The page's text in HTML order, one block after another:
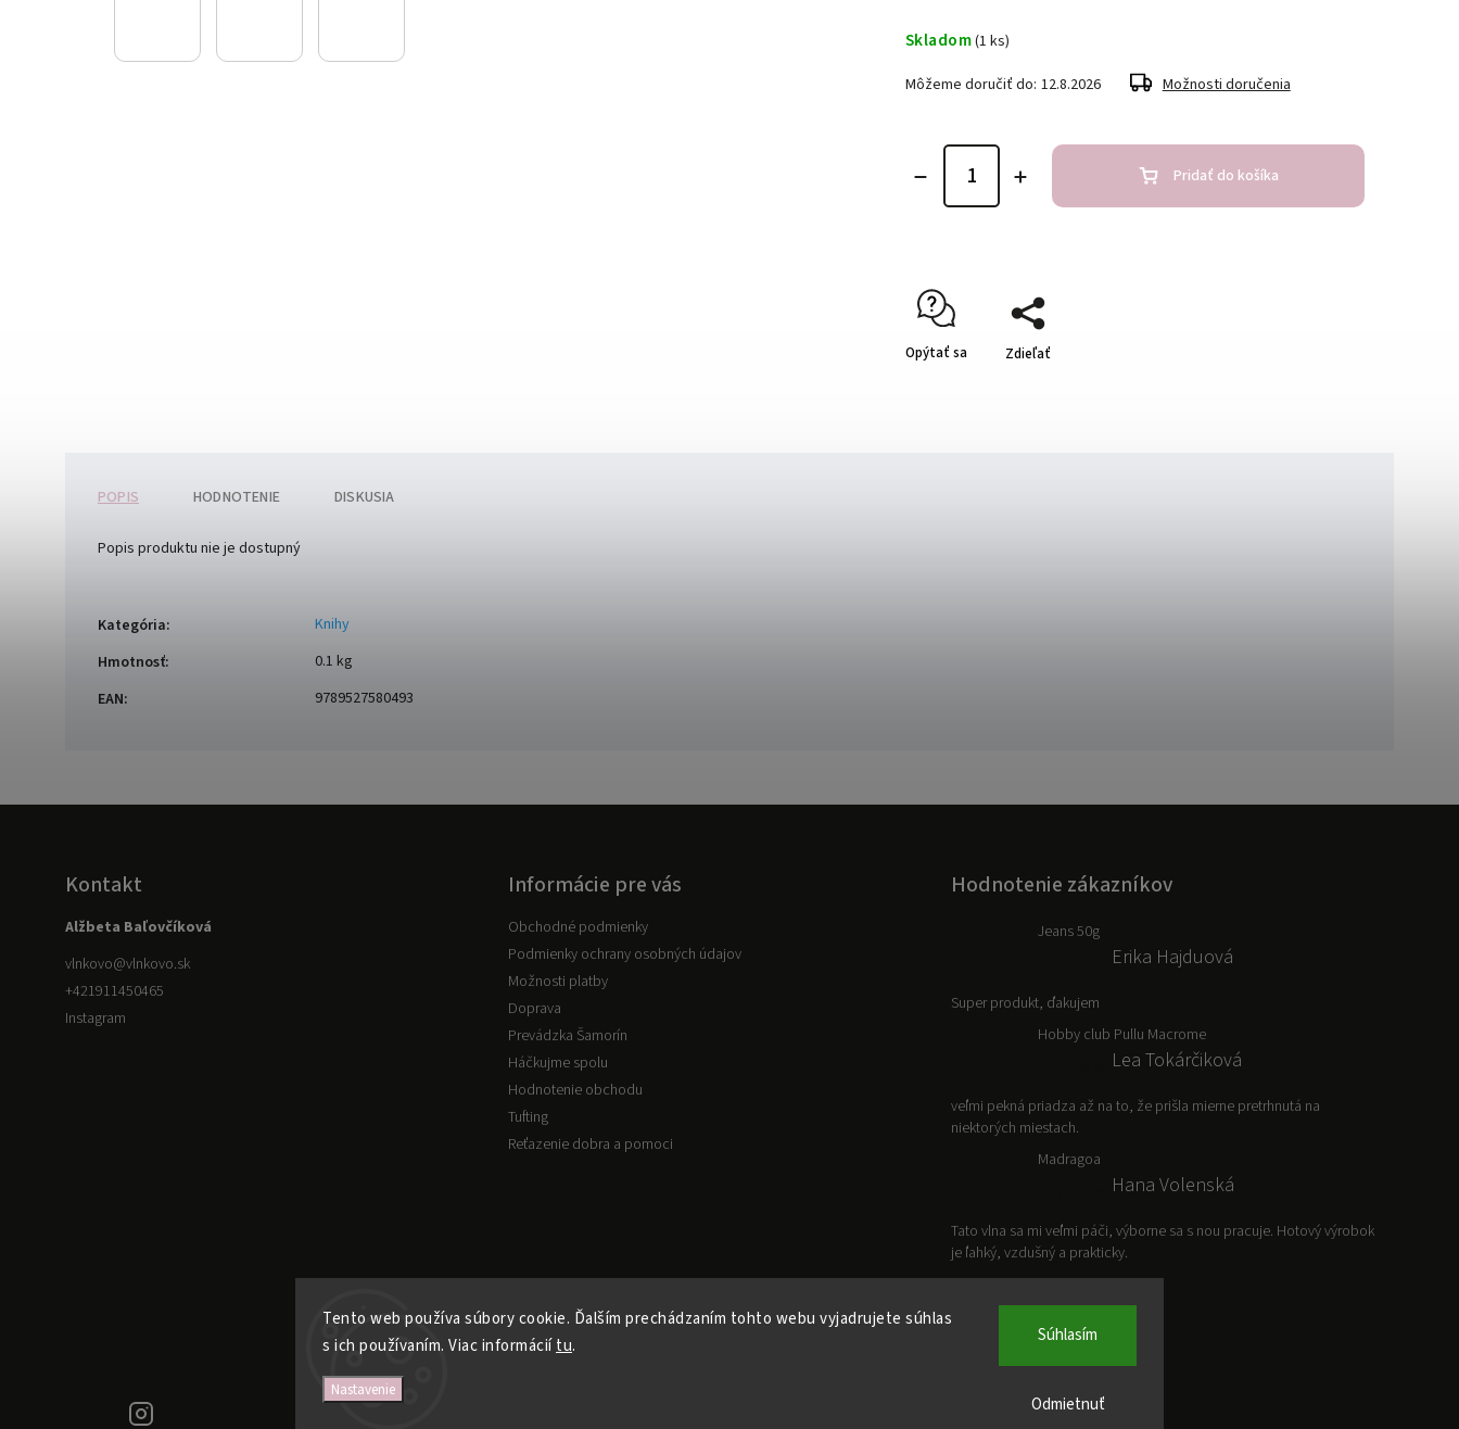
Tento web používa súbory cookie. Ďalším prechádzaním tohto webu vyjadrujete súhlas
s ich používaním. Viac informáciítu.
Nastavenie
Odmietnuť
Súhlasím
Skladom(1 ks)
Môžeme doručiť do: 12.8.2026 Možnosti doručenia
Pridať do košíka
Opýtať sa Zdieľať
POPIS HODNOTENIE DISKUSIA
Popis produktu nie je dostupný
Kategória:
Knihy
Hmotnosť:
0.1 kg
EAN: 9789527580493
Kontakt
Alžbeta Baľovčíková
vlnkovo@vlnkovo.sk
+421911450465
Instagram
Informácie pre vás
Obchodné podmienky
Podmienky ochrany osobných údajov
Možnosti platby
Doprava
Prevádzka Šamorín
Háčkujme spolu
Hodnotenie obchodu
Tufting
Reťazenie dobra a pomoci
Hodnotenie zákazníkov
Jeans 50g
Erika Hajduová
Super produkt, ďakujem
Hobby club Pullu Macrome
Lea Tokárčiková
veľmi pekná priadza až na to, že prišla mierne pretrhnutá na
niektorých miestach.
Madragoa
Hana Volenská
Tato vlna sa mi veľmi páči, výborne sa s nou pracuje. Hotový výrobok
je ľahký, vzdušný a prakticky.
Copyright 2026
+421911450465